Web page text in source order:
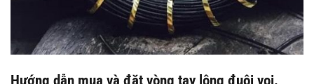
Hướng dẫn mua và đặt vòng tay lông đuôi voi.